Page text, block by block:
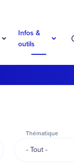
Infos &
outils
Thématique